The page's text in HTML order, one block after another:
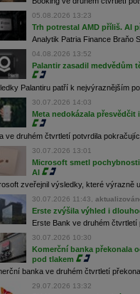
05.08.2026 13:23
Trh potrestal AMD příliš. AI
Analytik Patria Finance Braňo
04.08.2026 13:52
Palantir zasadil medvědům
Palantiru patří k nejvýraznějším
30.07.2026 14:03
Meta nedokázala
ve druhém čtvrtletí potvrdila
30.07.2026 13:01
Microsoft smetl
AI
zveřejnil výsledky, které výrazně
30.07.2026 11:43,
Erste zvýšila výhled i
Erste Bank ve druhém čtvrtletí
30.07.2026 10:30
Komerční banka překonala
pod tlakem
banka ve druhém čtvrtletí
29.07.2026 13:32